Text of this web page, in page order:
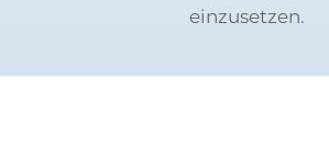
einzusetzen.